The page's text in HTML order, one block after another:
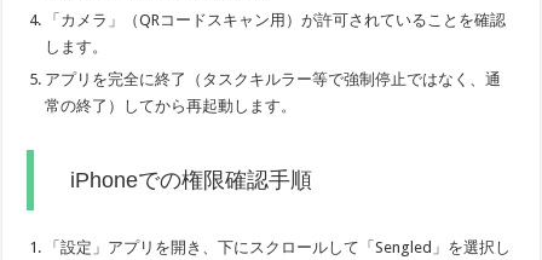
「カメラ」（QRコードスキャン用）が許可されていることを確認
します。
アプリを完全に終了（タスクキルラー等で強制停止ではなく、通
常の終了）してから再起動します。
iPhoneでの権限確認手順
「設定」アプリを開き、下にスクロールして「Sengled」を選択し